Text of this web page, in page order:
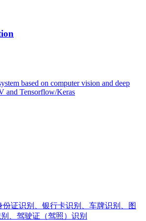
based on computer vision and deep
and Tensorflow/Keras
证识别、银行卡识别、车牌识别、图
、驾驶证（驾照）识别